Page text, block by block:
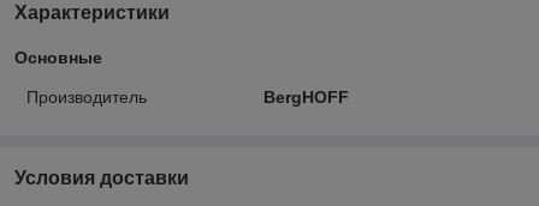
Характеристики
Основные
Производитель BergHOFF
Условия доставки